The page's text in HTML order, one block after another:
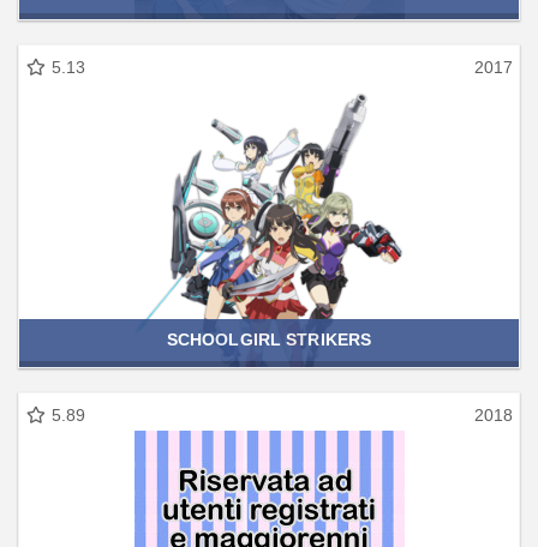
5.13 2017
SCHOOLGIRL STRIKERS
5.89 2018